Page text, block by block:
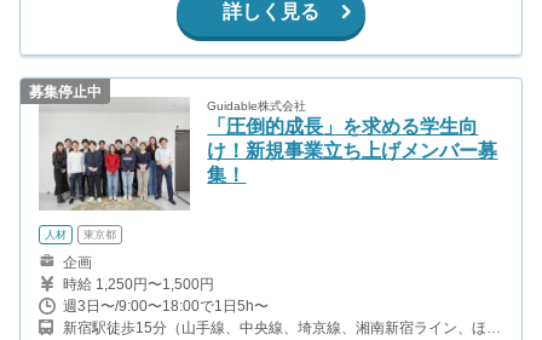
ター 月間5契約×15万円＝75万円 ＋交通費 〇入社15か月目（東京
大学3年生） 役職：クローザー 月間3契約×25万=75万円 ＋交通費
詳しく見る
募集停止中
Guidable株式会社
「圧倒的成長」を求める学生向
け！新規事業立ち上げメンバー募
集！
人材 東京都
企画
時給 1,250円〜1,500円
週3日〜/9:00〜18:00で1日5h〜
新宿駅徒歩15分（山手線、中央線、埼京線、湘南新宿ライン、ほ